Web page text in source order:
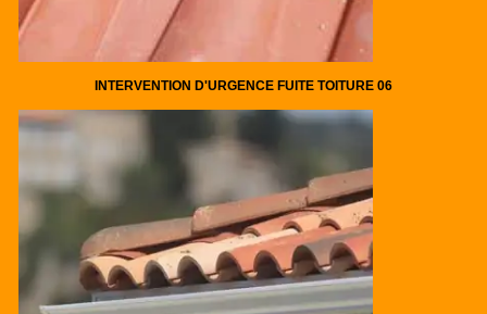
INTERVENTION D'URGENCE FUITE TOITURE 06